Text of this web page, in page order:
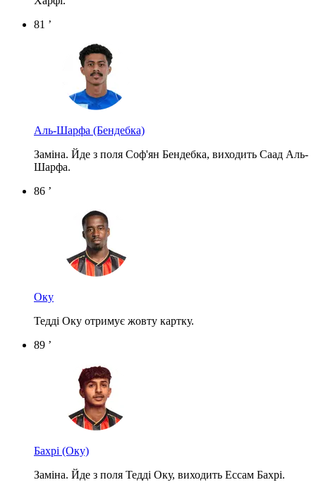
81 ’
Аль-Шарфа (Бендебка)
Заміна. Йде з поля Соф'ян Бендебка, виходить Саад Аль-
Шарфа.
86 ’
Оку
Тедді Оку отримує жовту картку.
89 ’
Бахрі (Оку)
Заміна. Йде з поля Тедді Оку, виходить Ессам Бахрі.